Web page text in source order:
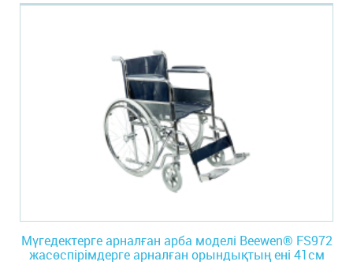
Мүгедектерге арналған арба моделі Beewen® FS972
жасөспірімдерге арналған орындықтың ені 41см